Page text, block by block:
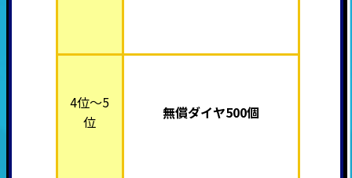
4位～5
位
無償ダイヤ500個